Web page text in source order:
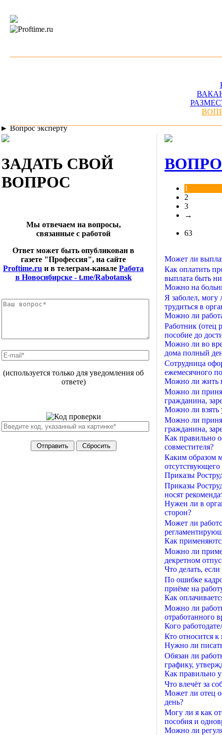
► Вопрос эксперту
ЗАДАТЬ СВОЙ
ВОПРОС
Мы отвечаем на вопросы,
связанные с работой
Ответ может быть опубликован в
газете "Профессия", на сайте
Proftime.ru и в телеграм-канале Работа
в Новосибирске - t.me/Rabotansk
(используется только для уведомления об
ответе)
1
2
3
→
63
Может ли
Как оплатить
выплата быть
Можно на
Я заболел, могу
трудиться в
Можно ли
Работник (отец
пособие до
Можно ли во
дома полный
Сотрудница
ежемесячного
Можно ли жить
Можно ли
гражданина,
Можно ли взять
Можно ли
гражданина,
Как правильно
совместителя?
Каким образом
Приказы
Приказы
носят
Нужен ли в
сторон?
Может ли
Как
Можно ли
декретном
Что делать,
По ошибке
приёме на
Как
Можно ли
отработанного
Кого
Кто относится
Нужно ли
Обязан ли
графику,
Как правильно
Что влечёт за
Может ли отец
день?
Могу ли я как
пособия и
Можно ли